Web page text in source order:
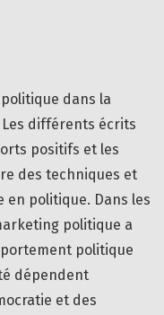
dans la
Les différents écrits
positifs et les
des techniques et
en politique. Dans les
politique a
politique
dépendent
et des